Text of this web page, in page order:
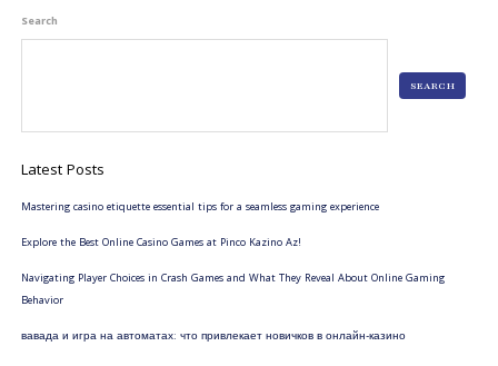
Search
SEARCH
Latest Posts
Mastering casino etiquette essential tips for a seamless gaming experience
Explore the Best Online Casino Games at Pinco Kazino Az!
Navigating Player Choices in Crash Games and What They Reveal About Online Gaming
Behavior
вавада и игра на автоматах: что привлекает новичков в онлайн-казино